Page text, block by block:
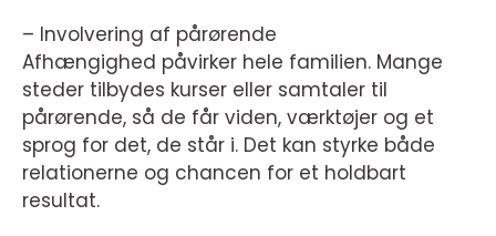
– Involvering af pårørende
Afhængighed påvirker hele familien. Mange
steder tilbydes kurser eller samtaler til
pårørende, så de får viden, værktøjer og et
sprog for det, de står i. Det kan styrke både
relationerne og chancen for et holdbart
resultat.